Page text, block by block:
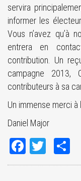
servira
informer les
Vous n’avez qu’à
entrera en
contribution. Un
campagne 2013,
contributeurs à sa
Un immense merci à
Daniel Major
FacebookTwitter